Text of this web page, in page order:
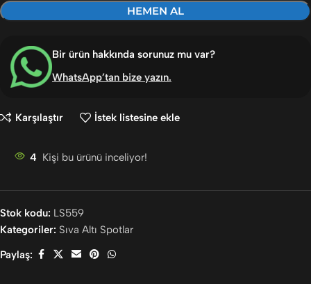
HEMEN AL
Bir ürün hakkında sorunuz mu var?
WhatsApp’tan bize yazın.
Karşılaştır İstek listesine ekle
4 Kişi bu ürünü inceliyor!
Stok kodu: LS559
Kategoriler: Sıva Altı Spotlar
Paylaş: